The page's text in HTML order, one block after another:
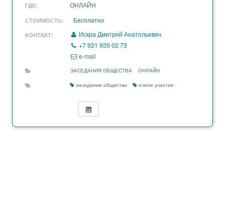
ГДЕ: ОНЛАЙН
СТОИМОСТЬ: Бесплатно
КОНТАКТ:
Искра Дмитрий Анатольевич
+7 921 935 02 73
e-mail
ЗАСЕДАНИЯ ОБЩЕСТВА ОНЛАЙН
заседание общества очное участие